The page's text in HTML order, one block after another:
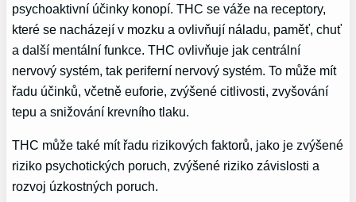
psychoaktivní účinky konopí. THC se váže na receptory,
které se nacházejí v mozku a ovlivňují náladu, paměť, chuť
a další mentální funkce. THC ovlivňuje jak centrální
nervový systém, tak periferní nervový systém. To může mít
řadu účinků, včetně euforie, zvýšené citlivosti, zvyšování
tepu a snižování krevního tlaku.
THC může také mít řadu rizikových faktorů, jako je zvýšené
riziko psychotických poruch, zvýšené riziko závislosti a
rozvoj úzkostných poruch.